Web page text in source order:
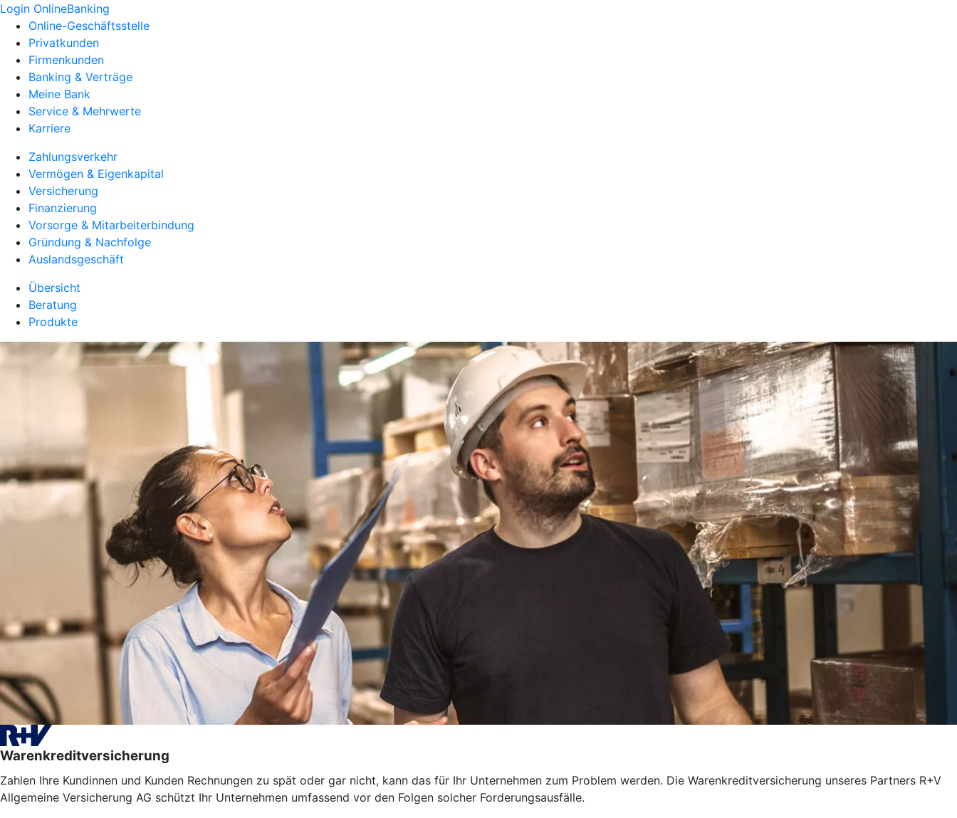
Login OnlineBanking
Online-Geschäftsstelle
Privatkunden
Firmenkunden
Banking & Verträge
Meine Bank
Service & Mehrwerte
Karriere
Zahlungsverkehr
Vermögen & Eigenkapital
Versicherung
Finanzierung
Vorsorge & Mitarbeiterbindung
Gründung & Nachfolge
Auslandsgeschäft
Übersicht
Beratung
Produkte
Warenkreditversicherung
Zahlen Ihre Kundinnen und Kunden Rechnungen zu spät oder gar nicht, kann das für Ihr Unternehmen zum Problem werden. Die Warenkreditversicherung unseres Partners R+V
Allgemeine Versicherung AG schützt Ihr Unternehmen umfassend vor den Folgen solcher Forderungsausfälle.